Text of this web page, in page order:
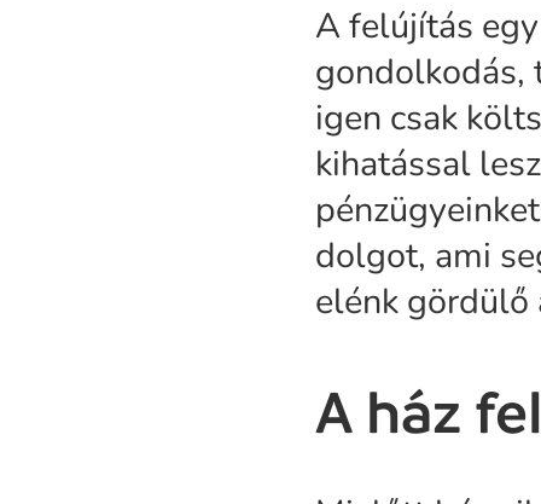
A felújítás
gondolkodás,
igen csak
kihatással
dolgot, ami
elénk gördülő
A ház